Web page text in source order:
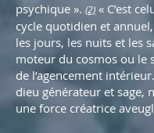
psychique ». (2) « C’est
cycle quotidien et
les jours, les nuits et les
moteur du cosmos ou le
de l’agencement
dieu générateur et sage,
une force créatrice